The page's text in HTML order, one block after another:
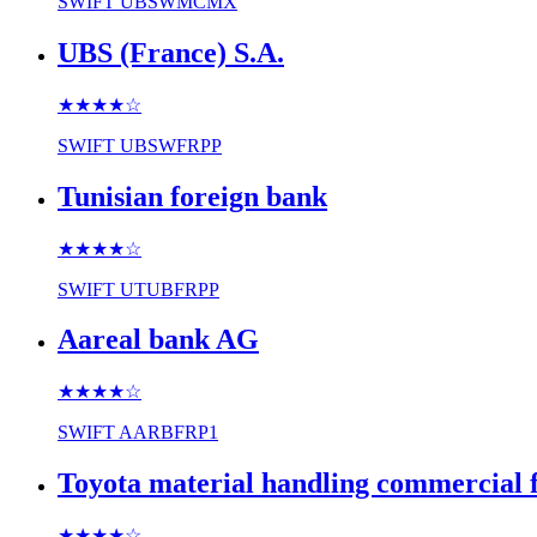
UBS (France) S.A.
★★★★☆
SWIFT UBSWFRPP
Tunisian foreign bank
★★★★☆
SWIFT UTUBFRPP
Aareal bank AG
★★★★☆
SWIFT AARBFRP1
Toyota material handling commercial